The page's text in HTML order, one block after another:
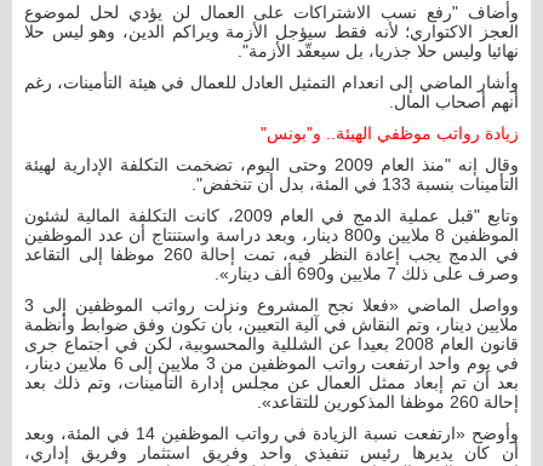
وأضاف "رفع نسب الاشتراكات على العمال لن يؤدي لحل لموضوع
العجز الاكتواري؛ لأنه فقط سيؤجل الأزمة ويراكم الدين، وهو ليس حلا
نهائيا وليس حلا جذريا، بل سيعقّد الأزمة".
وأشار الماضي إلى انعدام التمثيل العادل للعمال في هيئة التأمينات، رغم
أنهم أصحاب المال.
زيادة رواتب موظفي الهيئة.. و"بونس"
وقال إنه "منذ العام 2009 وحتى اليوم، تضخمت التكلفة الإدارية لهيئة
التأمينات بنسبة 133 في المئة، بدل أن تنخفض".
وتابع "قبل عملية الدمج في العام 2009، كانت التكلفة المالية لشئون
الموظفين 8 ملايين و800 دينار، وبعد دراسة واستنتاج أن عدد الموظفين
في الدمج يجب إعادة النظر فيه، تمت إحالة 260 موظفا إلى التقاعد
وصرف على ذلك 7 ملايين و690 ألف دينار».
وواصل الماضي «فعلا نجح المشروع ونزلت رواتب الموظفين إلى 3
ملايين دينار، وتم النقاش في آلية التعيين، بأن تكون وفق ضوابط وأنظمة
قانون العام 2008 بعيدا عن الشللية والمحسوبية، لكن في اجتماع جرى
في يوم واحد ارتفعت رواتب الموظفين من 3 ملايين إلى 6 ملايين دينار،
بعد أن تم إبعاد ممثل العمال عن مجلس إدارة التأمينات، وتم ذلك بعد
إحالة 260 موظفا المذكورين للتقاعد».
وأوضح «ارتفعت نسبة الزيادة في رواتب الموظفين 14 في المئة، وبعد
أن كان يديرها رئيس تنفيذي واحد وفريق استثمار وفريق إداري،